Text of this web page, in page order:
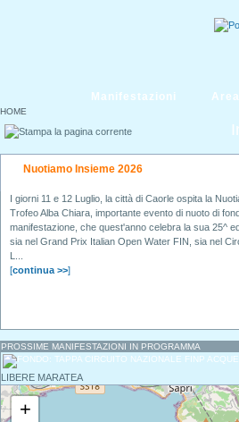
HOME
Manifestazioni
Nuotiamo Insieme 2026
I giorni 11 e 12 Luglio, la città di Caorle ospita la
Trofeo Alba Chiara, importante evento di nuoto di
manifestazione, che quest'anno celebra la sua 25^
sia nel Grand Prix Italian Open Water FIN, sia nel
L...
[continua >>]
PROSSIME MANIFESTAZIONI IN PROGRAMMA
LIBERE MARATEA
+